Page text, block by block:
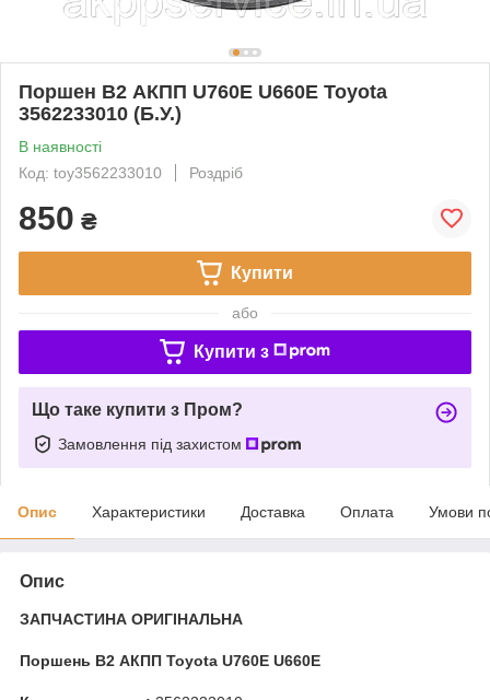
Поршен B2 АКПП U760E U660E Toyota
3562233010 (Б.У.)
В наявності
Код: toy3562233010
Роздріб
850 ₴
Купити
або
Купити з
Що таке купити з Пром?
Замовлення під захистом
Опис Характеристики Доставка Оплата Умови
Опис
ЗАПЧАСТИНА ОРИГІНАЛЬНА
Поршень B2 АКПП Toyota U760E U660E